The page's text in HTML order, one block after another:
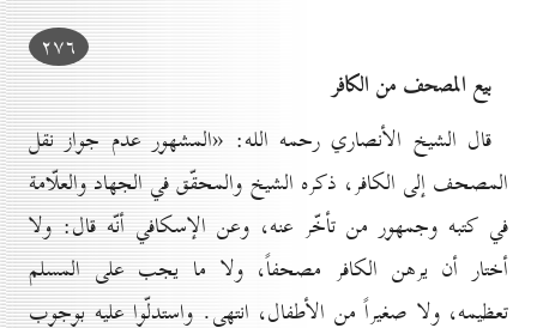
۲۷٦
بيع المصحف من الکافر
قال الشيخ الأنصاري رحمه الله: «المشهور عدم جواز نقل
المصحف إلى الكافر، ذكره الشيخ والمحقّق في الجهاد والعلّامة
في كتبه وجمهور من تأخّر عنه، وعن الإسكافي أنّه قال: ولا
أختار أن يرهن الكافر مصحفاً، ولا ما يجب على المسلم
تعظيمه، ولا صغيراً من الأطفال، انتهى. واستدلّوا عليه بوجوب